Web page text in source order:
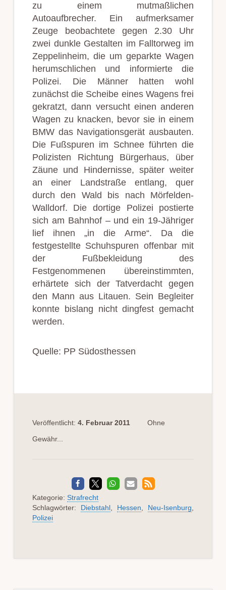
zu einem mutmaßlichen
Autoaufbrecher. Ein aufmerksamer
Zeuge beobachtete gegen 2.30 Uhr
zwei dunkle Gestalten im Falltorweg im
Zeppelinheim, die um geparkte Wagen
herumschlichen und informierte die
Polizei. Die Männer hatten wohl
zunächst die Scheibe eines Wagens frei
gekratzt, dann versucht einen anderen
Wagen zu knacken, bevor sie in einem
BMW das Navigationsgerät ausbauten.
Die Fußspuren im Schnee führten die
Polizisten Richtung Bürgerhaus, über
Zäune und Hindernisse, später weiter
an einer Landstraße entlang, quer
durch den Wald bis nach Mörfelden-
Walldorf. Die dortige Polizei postierte
sich am Bahnhof – und ein 19-Jähriger
lief ihnen „in die Arme“. Da die
festgestellte Schuhspuren offenbar mit
der Fußbekleidung des
Festgenommenen übereinstimmten,
erhärtete sich der Tatverdacht gegen
den Mann aus Litauen. Sein Begleiter
konnte bislang nicht dingfest gemacht
werden.
Quelle: PP Südosthessen
Veröffentlicht: 4. Februar 2011
Ohne
Gewähr...
Kategorie: Strafrecht
Schlagwörter: Diebstahl, Hessen Neu-Isenburg
Polizei